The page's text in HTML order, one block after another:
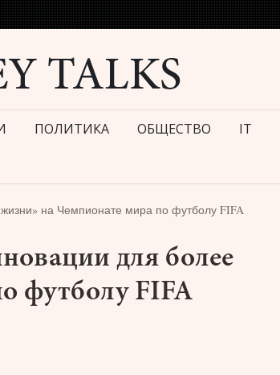
ПОЛИТИКА ОБЩЕСТВО IT
на Чемпионате мира по футболу FIFA
для более
футболу FIFA